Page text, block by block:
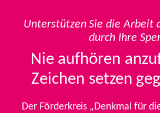
Unterstützen Sie die Arbeit
durch Ihre
Nie aufhören
Zeichen setzen
Der Förderkreis „Denkmal für